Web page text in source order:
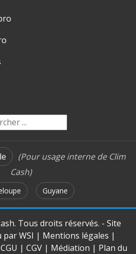
(Pour usage interne de Clim
Cash)
Guyane
Tous droits réservés. - Site
parWSI | Mentions légales |
CGU | CGV| Médiation | Plan du